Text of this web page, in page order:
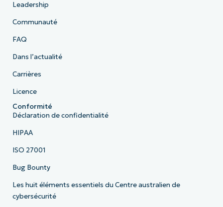
Leadership
Communauté
FAQ
Dans l’actualité
Carrières
Licence
Conformité
Déclaration de confidentialité
HIPAA
ISO 27001
Bug Bounty
Les huit éléments essentiels du Centre australien de
cybersécurité